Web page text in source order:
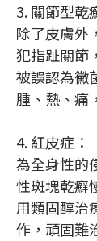
3. 關節型乾
除了皮膚外
犯指趾關節
被誤認為黴
腫、熱、痛
4. 紅皮症：
為全身性的
性斑塊乾癬
用類固醇治
作，頑固難